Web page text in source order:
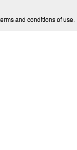
and conditions of use.